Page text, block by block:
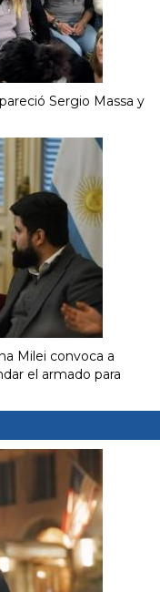
Sergio Massa y
Milei convoca a
el armado para